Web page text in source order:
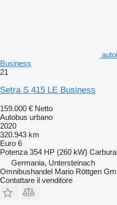
Business
21
Setra S 415 LE Business
159.000 € Netto
Autobus urbano
2020
320.943 km
Euro 6
Potenza 354 HP (260 kW)
Germania, Untersteinach
Omnibushandel Mario Röttgen
Contattare il venditore